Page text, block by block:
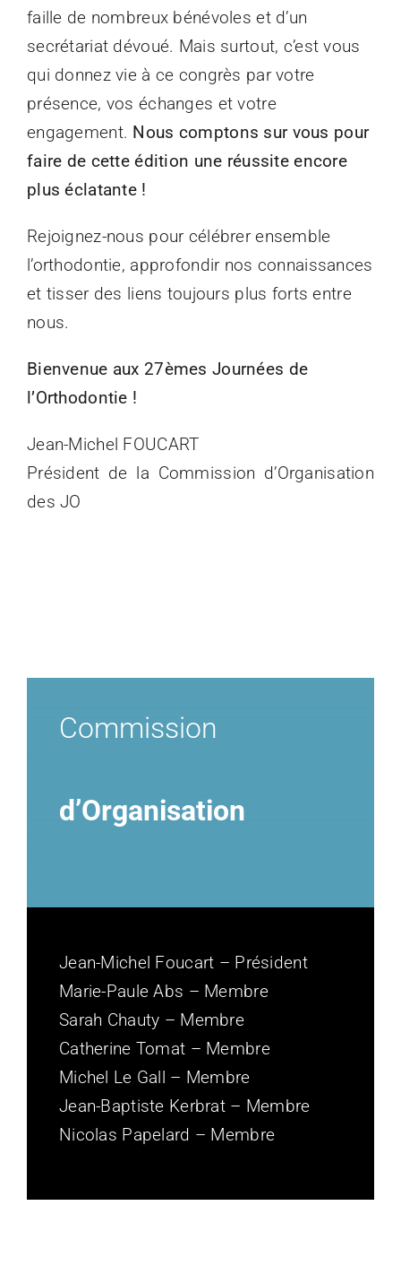
faille de nombreux bénévoles et d’un
secrétariat dévoué. Mais surtout, c’est vous
qui donnez vie à ce congrès par votre
présence, vos échanges et votre
engagement. Nous comptons sur vous pour
faire de cette édition une réussite encore
plus éclatante !
Rejoignez-nous pour célébrer ensemble
l’orthodontie, approfondir nos connaissances
et tisser des liens toujours plus forts entre
nous.
Bienvenue aux 27èmes Journées de
l’Orthodontie !
Jean-Michel FOUCART
Président de la Commission d’Organisation
des JO
Commission
d’Organisation
Jean-Michel Foucart – Président
Marie-Paule Abs – Membre
Sarah Chauty – Membre
Catherine Tomat – Membre
Michel Le Gall – Membre
Jean-Baptiste Kerbrat – Membre
Nicolas Papelard – Membre